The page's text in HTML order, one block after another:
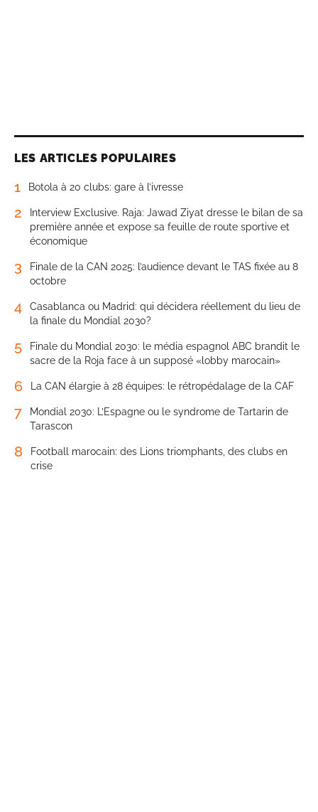
LES ARTICLES POPULAIRES
1 Botola à 20 clubs: gare à l’ivresse
2
Interview Exclusive. Raja: Jawad Ziyat dresse le bilan de sa
première année et expose sa feuille de route sportive et
économique
3
Finale de la CAN 2025: l’audience devant le TAS fixée au 8
octobre
4
Casablanca ou Madrid: qui décidera réellement du lieu de
la finale du Mondial 2030?
5
Finale du Mondial 2030: le média espagnol ABC brandit le
sacre de la Roja face à un supposé «lobby marocain»
6 La CAN élargie à 28 équipes: le rétropédalage de la CAF
7
Mondial 2030: L’Espagne ou le syndrome de Tartarin de
Tarascon
8
Football marocain: des Lions triomphants, des clubs en
crise